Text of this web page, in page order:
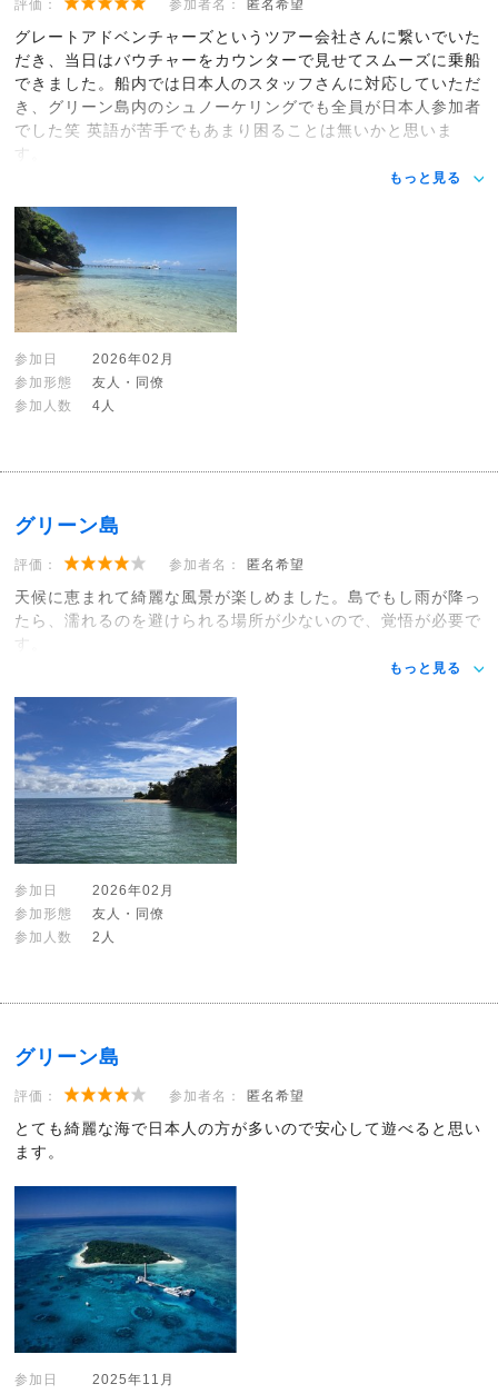
評価： 参加者名： 匿名希望
グレートアドベンチャーズというツアー会社さんに繋いでいた
だき、当日はバウチャーをカウンターで見せてスムーズに乗船
できました。船内では日本人のスタッフさんに対応していただ
き、グリーン島内のシュノーケリングでも全員が日本人参加者
でした笑 英語が苦手でもあまり困ることは無いかと思いま
す。
もっと見る
参加日
2026年02月
参加形態
友人・同僚
参加人数
4人
グリーン島
評価： 参加者名： 匿名希望
天候に恵まれて綺麗な風景が楽しめました。島でもし雨が降っ
たら、濡れるのを避けられる場所が少ないので、覚悟が必要で
す。
もっと見る
参加日
2026年02月
参加形態
友人・同僚
参加人数
2人
グリーン島
評価： 参加者名： 匿名希望
とても綺麗な海で日本人の方が多いので安心して遊べると思い
ます。
参加日
2025年11月